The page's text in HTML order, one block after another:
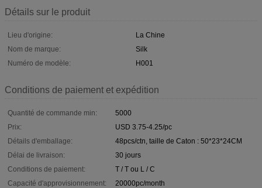
Détails sur le produit
Lieu d'origine:
La Chine
Nom de marque:
Silk
Numéro de modèle:
H001
Conditions de paiement et expédition
Quantité de commande min:
5000
Prix:
USD 3.75-4.25/pc
Détails d'emballage:
48pcs/ctn, taille de Caton : 50*23*24CM
Délai de livraison:
30 jours
Conditions de paiement:
T / T ou L / C
Capacité d'approvisionnement:
20000pc/month